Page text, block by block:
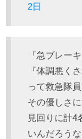
2日
『急ブレー
『体調悪く
って救急隊
その優しさに
見回りに計4
いんだろうな